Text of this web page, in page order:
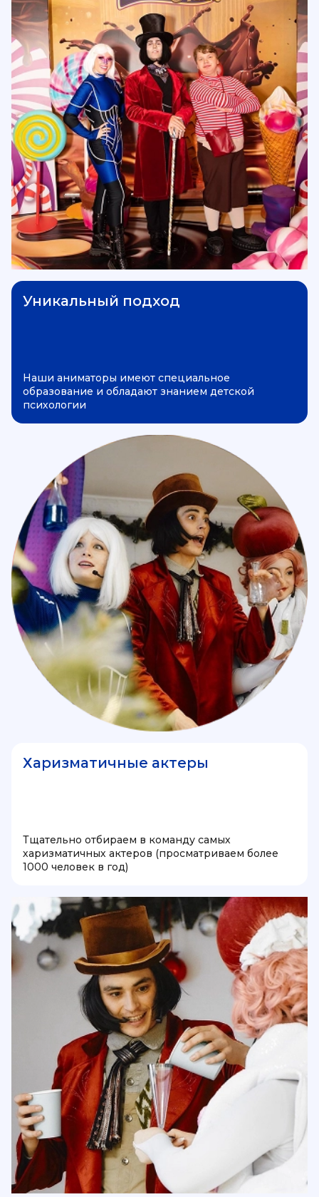
Уникальный подход
Наши аниматоры имеют специальное
образование и обладают знанием детской
психологии
Харизматичные актеры
Тщательно отбираем в команду самых
харизматичных актеров (просматриваем более
1000 человек в год)